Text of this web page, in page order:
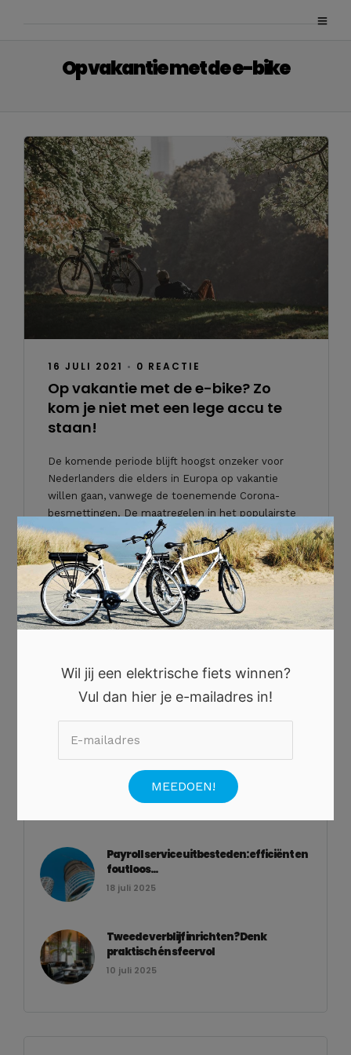
Op vakantie met de e-bike
16 JULI 2021 • 0 REACTIE
Op vakantie met de e-bike? Zo
kom je niet met een lege accu te
staan!
De komende periode blijft hoogst onzeker voor
Nederlanders die elders in Europa op vakantie
willen gaan, vanwege de toenemende Corona-
besmettingen. De maatregelen in het populairste
vakantieland Frankrijk zijn in korte tijd verschillende
keren aangepast, wat voor veel verwarring zorgt
onder […]
`Lees verder
Geen categorie
Waarom een villa in Zuid-Frankrijk
boeken?
10 december 2025
Payroll service uitbesteden: efficiënt en
foutloos...
18 juli 2025
Tweede verblijf inrichten? Denk
praktisch én sfeervol
10 juli 2025
Wil jij een elektrische fiets winnen?
Vul dan hier je e-mailadres in!
×